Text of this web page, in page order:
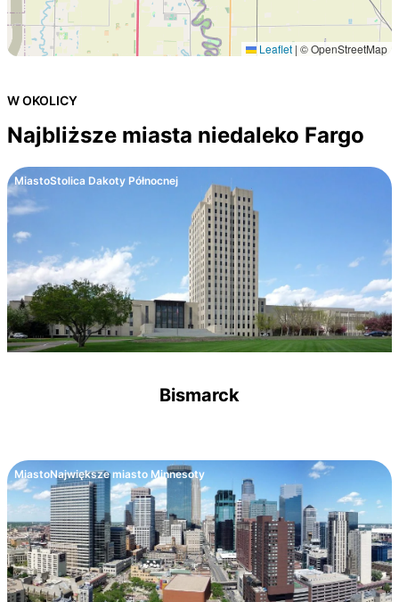
Leaflet | © OpenStreetMap
W OKOLICY
Najbliższe miasta niedaleko Fargo
MiastoStolica Dakoty Północnej
Bismarck
MiastoNajwiększe miasto Minnesoty